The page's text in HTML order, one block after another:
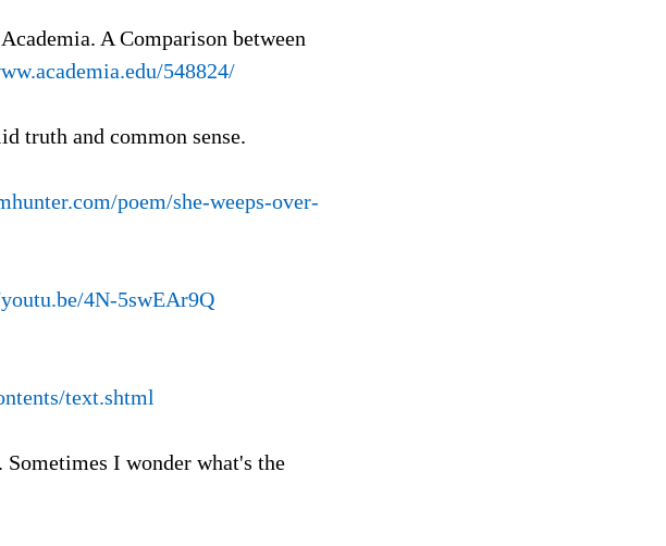
A Comparison between
548824/
truth and common sense.
poem/she-weeps-over-
4N-5swEAr9Q
text.shtml
I wonder what's the